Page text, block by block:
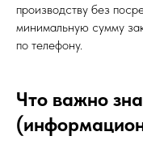
производству без
минимальную сумму
по телефону.
Что важно